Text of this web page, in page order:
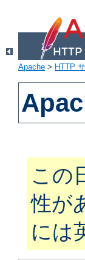
Apache > HTTP
この
性が
には